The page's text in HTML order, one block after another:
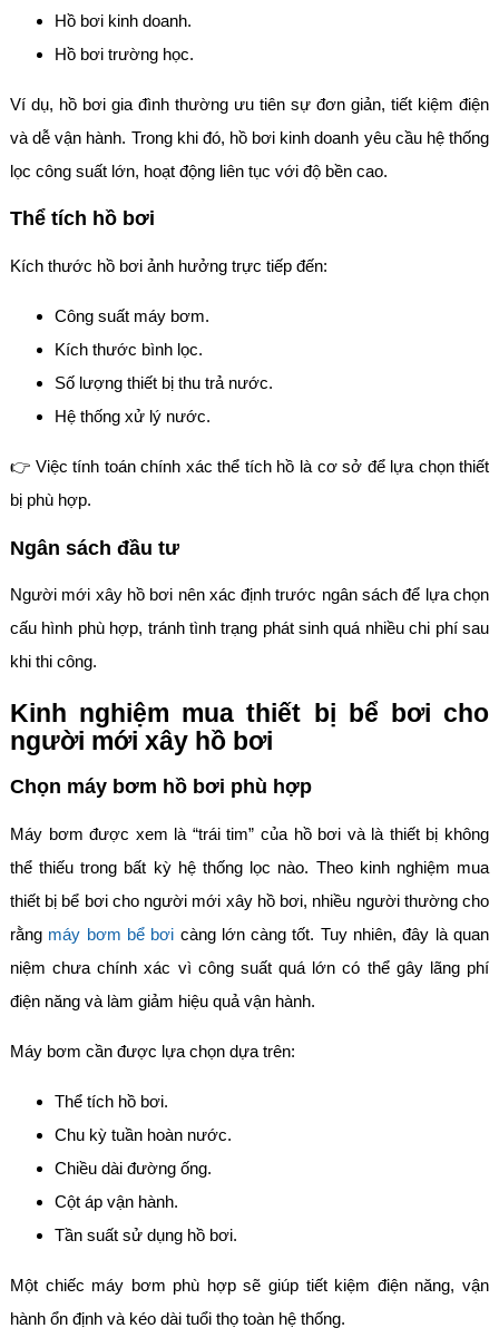
Hồ bơi kinh doanh.
Hồ bơi trường học.
Ví dụ, hồ bơi gia đình thường ưu tiên sự đơn giản, tiết kiệm điện
và dễ vận hành. Trong khi đó, hồ bơi kinh doanh yêu cầu hệ thống
lọc công suất lớn, hoạt động liên tục với độ bền cao.
Thể tích hồ bơi
Kích thước hồ bơi ảnh hưởng trực tiếp đến:
Công suất máy bơm.
Kích thước bình lọc.
Số lượng thiết bị thu trả nước.
Hệ thống xử lý nước.
👉 Việc tính toán chính xác thể tích hồ là cơ sở để lựa chọn thiết
bị phù hợp.
Ngân sách đầu tư
Người mới xây hồ bơi nên xác định trước ngân sách để lựa chọn
cấu hình phù hợp, tránh tình trạng phát sinh quá nhiều chi phí sau
khi thi công.
Kinh nghiệm mua thiết bị bể bơi cho
người mới xây hồ bơi
Chọn máy bơm hồ bơi phù hợp
Máy bơm được xem là “trái tim” của hồ bơi và là thiết bị không
thể thiếu trong bất kỳ hệ thống lọc nào. Theo kinh nghiệm mua
thiết bị bể bơi cho người mới xây hồ bơi, nhiều người thường cho
rằng máy bơm bể bơi càng lớn càng tốt. Tuy nhiên, đây là quan
niệm chưa chính xác vì công suất quá lớn có thể gây lãng phí
điện năng và làm giảm hiệu quả vận hành.
Máy bơm cần được lựa chọn dựa trên:
Thể tích hồ bơi.
Chu kỳ tuần hoàn nước.
Chiều dài đường ống.
Cột áp vận hành.
Tần suất sử dụng hồ bơi.
Một chiếc máy bơm phù hợp sẽ giúp tiết kiệm điện năng, vận
hành ổn định và kéo dài tuổi thọ toàn hệ thống.